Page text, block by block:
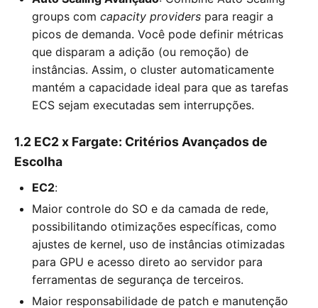
groups com capacity providers para reagir a
picos de demanda. Você pode definir métricas
que disparam a adição (ou remoção) de
instâncias. Assim, o cluster automaticamente
mantém a capacidade ideal para que as tarefas
ECS sejam executadas sem interrupções.
1.2 EC2 x Fargate: Critérios Avançados de
Escolha
EC2:
Maior controle do SO e da camada de rede,
possibilitando otimizações específicas, como
ajustes de kernel, uso de instâncias otimizadas
para GPU e acesso direto ao servidor para
ferramentas de segurança de terceiros.
Maior responsabilidade de patch e manutenção